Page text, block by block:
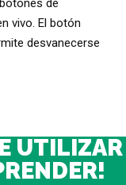
de
vivo. El botón
desvanecerse
UTILIZAR